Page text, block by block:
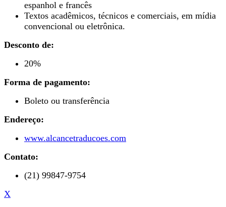
espanhol e francês
Textos acadêmicos, técnicos e comerciais, em mídia
convencional ou eletrônica.
Desconto de:
20%
Forma de pagamento:
Boleto ou transferência
Endereço:
www.alcancetraducoes.com
Contato:
(21) 99847-9754
X